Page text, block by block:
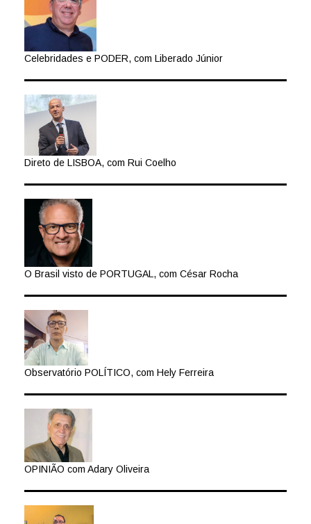
Celebridades e PODER, com Liberado Júnior
Direto de LISBOA, com Rui Coelho
O Brasil visto de PORTUGAL, com César Rocha
Observatório POLÍTICO, com Hely Ferreira
OPINIÃO com Adary Oliveira